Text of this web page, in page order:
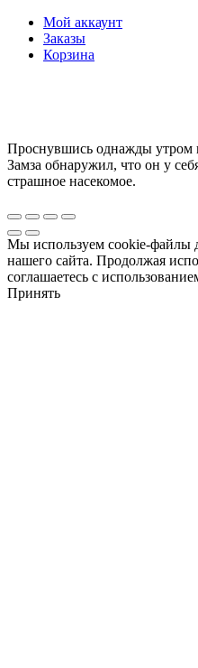
Мой аккаунт
Заказы
Корзина
Проснувшись однажды утром
Замза обнаружил, что он у
страшное насекомое.
Мы используем cookie-файлы
нашего сайта. Продолжая
соглашаетесь с
Принять